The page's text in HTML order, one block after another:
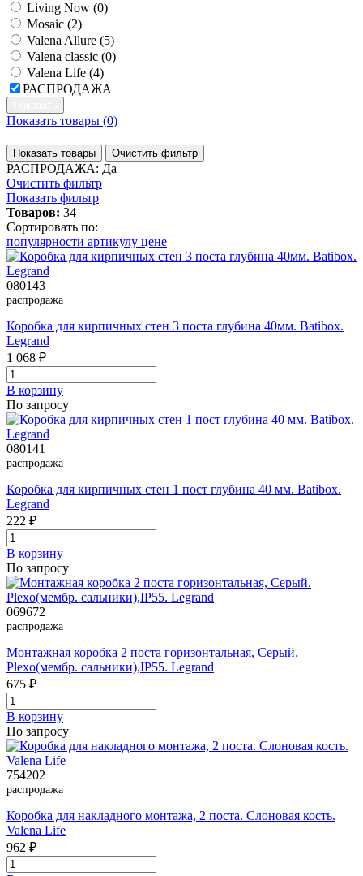
Living Now (0)
Mosaic (2)
Valena Allure (5)
Valena classic (0)
Valena Life (4)
РАСПРОДАЖА
Показать товары (0)
Показать товары Очистить фильтр
РАСПРОДАЖА: Да
Очистить фильтр
Показать фильтр
Товаров: 34
Сортировать по:
популярности артикулу цене
080143
распродажа
Коробка для кирпичных стен 3 поста глубина 40мм. Batibox.
Legrand
1 068 ₽
В корзинy
По запросу
080141
распродажа
Коробка для кирпичных стен 1 пост глубина 40 мм. Batibox.
Legrand
222 ₽
В корзинy
По запросу
069672
распродажа
Монтажная коробка 2 поста горизонтальная, Серый.
Plexo(мембр. сальники),IP55. Legrand
675 ₽
В корзинy
По запросу
754202
распродажа
Коробка для накладного монтажа, 2 поста. Слоновая кость.
Valena Life
962 ₽